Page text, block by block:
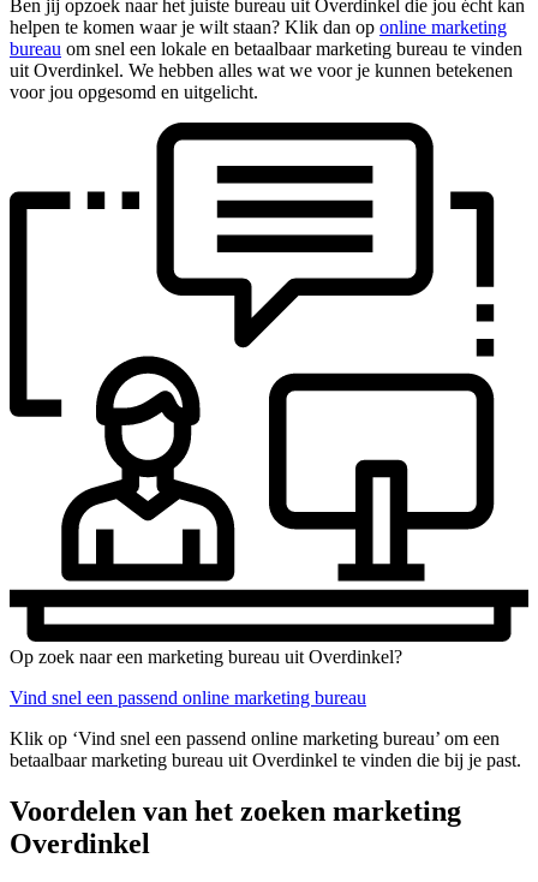
Ben jij opzoek naar het juiste bureau uit Overdinkel die jou écht kan
helpen te komen waar je wilt staan? Klik dan op online marketing
bureau om snel een lokale en betaalbaar marketing bureau te vinden
uit Overdinkel. We hebben alles wat we voor je kunnen betekenen
voor jou opgesomd en uitgelicht.
Op zoek naar een marketing bureau uit Overdinkel?
Vind snel een passend online marketing bureau
Klik op ‘Vind snel een passend online marketing bureau’ om een
betaalbaar marketing bureau uit Overdinkel te vinden die bij je past.
Voordelen van het zoeken marketing
Overdinkel